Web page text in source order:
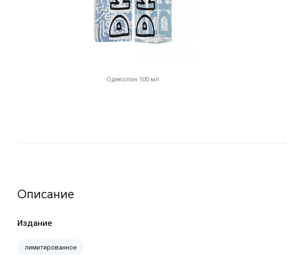
Одеколон 100 мл
Описание
Издание
лимитированное